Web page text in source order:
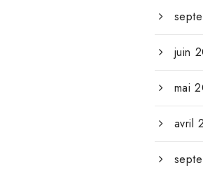
juin
mai
avril